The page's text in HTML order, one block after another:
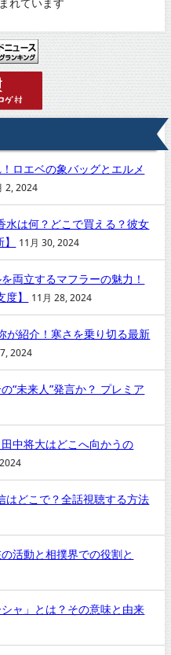
れています
ロエベの象バッグとエルメ
2, 2024
水は何？どこで買える？彼女
11月 30, 2024
両立するマフラーの魅力！
】
11月 28, 2024
が紹介！寒さを乗り切る最新
2024
“未来人”発言か？ プレミア
中将大はどこへ向かうの
はどこで？全話視聴する方法
活動と相撲界での役割と
ャ」とは？その意味と由来